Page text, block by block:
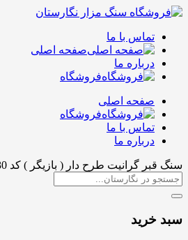
تماس با ما
صفحه اصلی
درباره ما
فروشگاه
صفحه اصلی
فروشگاه
تماس با ما
درباره ما
سنگ قبر گرانیت طرح دار ( بازیگر ) کد 130
سبد خرید